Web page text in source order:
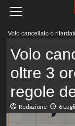
Volo cancellato o
Volo
oltre 3
regole
Redazione 6